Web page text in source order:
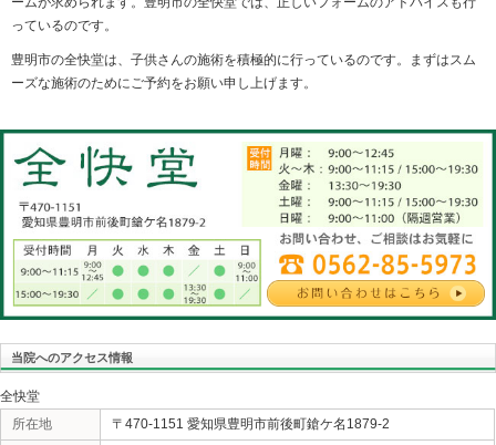
てしまうこともある訳です。現在はプロ・アマ問わ
ず、野球施術を進めて行くことで長く野球を続けられ
す。豊明市の全快堂では、野球に関する痛みの改善サ
野球施術にて進めるべきなのは肩や肘などの症状改善
なのはそれらが壊れにくい体質に変えることです。基
格の矯正を中心とした整骨施術になります。これを進
改善は十分に行うことが可能です。しかし、本来の意
って行くのであれば、投げ方や打ち方などの野球のプ
ームが求められます。豊明市の全快堂では、正しいフ
っているのです。
豊明市の全快堂は、子供さんの施術を積極的に行って